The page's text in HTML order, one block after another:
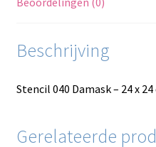
Beschrijving
Stencil 040 Damask – 24 x 24
Gerelateerde